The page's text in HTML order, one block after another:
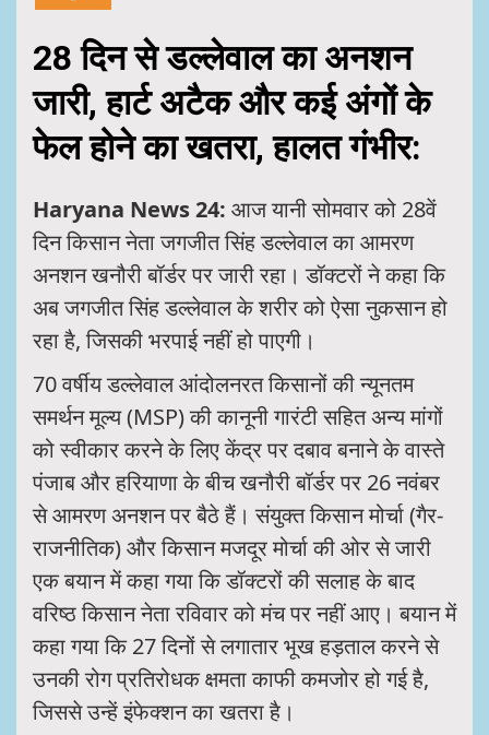
28 दिन से डल्लेवाल का अनशन
जारी, हार्ट अटैक और कई अंगों के
फेल होने का खतरा, हालत गंभीर:
Haryana News 24: आज यानी सोमवार को 28वें
दिन किसान नेता जगजीत सिंह डल्लेवाल का आमरण
अनशन खनौरी बॉर्डर पर जारी रहा। डॉक्टरों ने कहा कि
अब जगजीत सिंह डल्लेवाल के शरीर को ऐसा नुकसान हो
रहा है, जिसकी भरपाई नहीं हो पाएगी।
70 वर्षीय डल्लेवाल आंदोलनरत किसानों की न्यूनतम
समर्थन मूल्य (MSP) की कानूनी गारंटी सहित अन्य मांगों
को स्वीकार करने के लिए केंद्र पर दबाव बनाने के वास्ते
पंजाब और हरियाणा के बीच खनौरी बॉर्डर पर 26 नवंबर
से आमरण अनशन पर बैठे हैं। संयुक्त किसान मोर्चा (गैर-
राजनीतिक) और किसान मजदूर मोर्चा की ओर से जारी
एक बयान में कहा गया कि डॉक्टरों की सलाह के बाद
वरिष्ठ किसान नेता रविवार को मंच पर नहीं आए। बयान में
कहा गया कि 27 दिनों से लगातार भूख हड़ताल करने से
उनकी रोग प्रतिरोधक क्षमता काफी कमजोर हो गई है,
जिससे उन्हें इंफेक्शन का खतरा है।